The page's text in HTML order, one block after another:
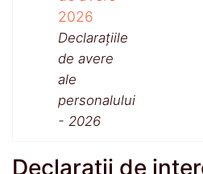
2026
Declarațiile
de avere
ale
personalului
- 2026
Declarații de